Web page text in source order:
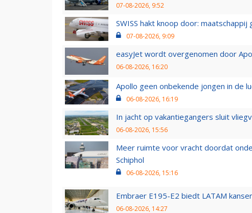
07-08-2026, 9:52
SWISS hakt knoop door:
07-08-2026, 9:09
easyJet wordt overgenomen door
06-08-2026, 16:20
Apollo geen onbekende jongen in de
06-08-2026, 16:19
In jacht op vakantiegangers sluit
06-08-2026, 15:56
Meer ruimte voor vracht doordat
Schiphol
06-08-2026, 15:16
Embraer E195-E2 biedt LATAM
06-08-2026, 14:27